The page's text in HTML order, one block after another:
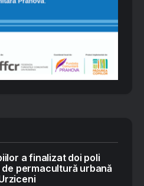
a finalizat doi poli
permacultură urbană